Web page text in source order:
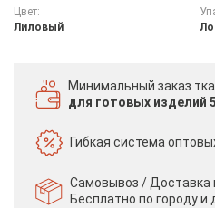
Цвет:
Лиловый
Минимальный заказ
для готовых изделий
Гибкая система
Самовывоз / Доставка
Бесплатно по городу и